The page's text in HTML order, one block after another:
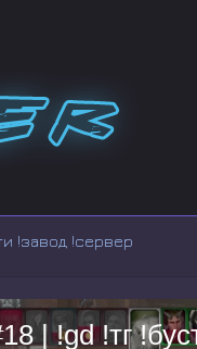
!завод !сервер